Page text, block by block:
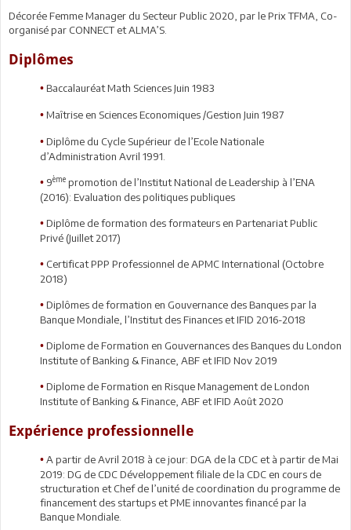
Décorée Femme Manager du Secteur Public 2020, par le Prix TFMA, Co-
organisé par CONNECT et ALMA’S.
Diplômes
• Baccalauréat Math Sciences Juin 1983
• Maîtrise en Sciences Economiques /Gestion Juin 1987
• Diplôme du Cycle Supérieur de l’Ecole Nationale
d’Administration Avril 1991.
• 9ème promotion de l’Institut National de Leadership à l’ENA
(2016): Evaluation des politiques publiques
• Diplôme de formation des formateurs en Partenariat Public
Privé (Juillet 2017)
• Certificat PPP Professionnel de APMC International (Octobre
2018)
• Diplômes de formation en Gouvernance des Banques par la
Banque Mondiale, l’Institut des Finances et IFID 2016-2018
• Diplome de Formation en Gouvernances des Banques du London
Institute of Banking & Finance, ABF et IFID Nov 2019
• Diplome de Formation en Risque Management de London
Institute of Banking & Finance, ABF et IFID Août 2020
Expérience professionnelle
• A partir de Avril 2018 à ce jour: DGA de la CDC et à partir de Mai
2019: DG de CDC Développement filiale de la CDC en cours de
structuration et Chef de l’unité de coordination du programme de
financement des startups et PME innovantes financé par la
Banque Mondiale.